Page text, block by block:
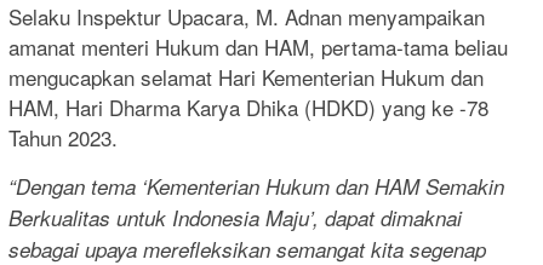
Selaku Inspektur Upacara, M. Adnan menyampaikan
amanat menteri Hukum dan HAM, pertama-tama beliau
mengucapkan selamat Hari Kementerian Hukum dan
HAM, Hari Dharma Karya Dhika (HDKD) yang ke -78
Tahun 2023.
“Dengan tema ‘Kementerian Hukum dan HAM Semakin
Berkualitas untuk Indonesia Maju’, dapat dimaknai
sebagai upaya merefleksikan semangat kita segenap